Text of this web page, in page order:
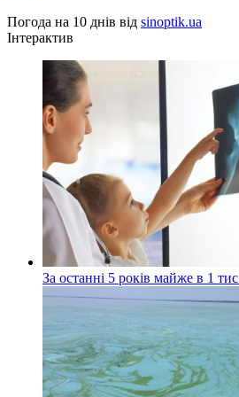
Погода на 10 днів від sinoptik.ua
Інтерактив
За останні 5 років майже в 1